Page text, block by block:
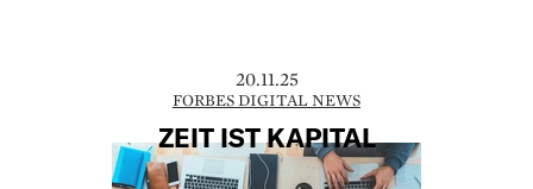
20.11.25
FORBES DIGITAL NEWS
ZEIT IST KAPITAL